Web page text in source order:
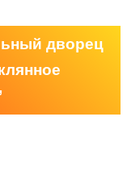
дворец